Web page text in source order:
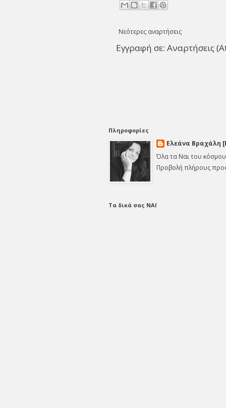
Νεότερες αναρτήσεις
Εγγραφή σε: Αναρτήσεις
Πληροφορίες
Ελεάνα Βραχάλη
Όλα τα Ναι του
Προβολή πλήρους
Τα δικά σας ΝΑΙ